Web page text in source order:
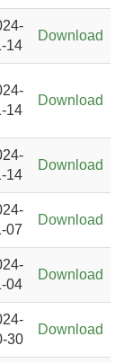
14
Download
14
Download
14
Download
07
Download
04
Download
30
Download